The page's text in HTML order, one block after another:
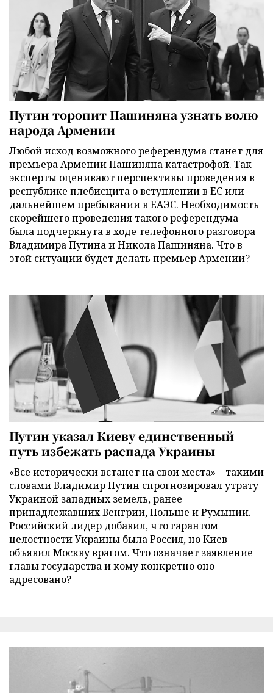
Путин торопит Пашиняна узнать волю
народа Армении
Любой исход возможного референдума станет для
премьера Армении Пашиняна катастрофой. Так
эксперты оценивают перспективы проведения в
республике плебисцита о вступлении в ЕС или
дальнейшем пребывании в ЕАЭС. Необходимость
скорейшего проведения такого референдума
была подчеркнута в ходе телефонного разговора
Владимира Путина и Никола Пашиняна. Что в
этой ситуации будет делать премьер Армении?
Путин указал Киеву единственный
путь избежать распада Украины
«Все исторически встанет на свои места» – такими
словами Владимир Путин спрогнозировал утрату
Украиной западных земель, ранее
принадлежавших Венгрии, Польше и Румынии.
Российский лидер добавил, что гарантом
целостности Украины была Россия, но Киев
объявил Москву врагом. Что означает заявление
главы государства и кому конкретно оно
адресовано?